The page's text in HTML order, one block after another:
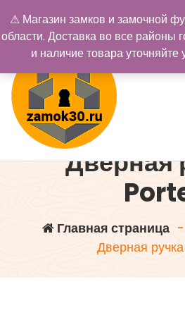
содержимому
Дверная
Главная страница -
Дверная
⚠ Магазин замков и замочной
области. Доставка во все районы
и наличие товара уточняйте